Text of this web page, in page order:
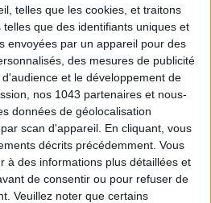
telles que les cookies, et traitons
que des identifiants uniques et
envoyées par un appareil pour des
des mesures de publicité
et le développement de
nos 1043 partenaires et nous-
données de géolocalisation
scan d'appareil. En cliquant, vous
décrits précédemment. Vous
à des informations plus détaillées et
de consentir ou pour refuser de
Veuillez noter que certains